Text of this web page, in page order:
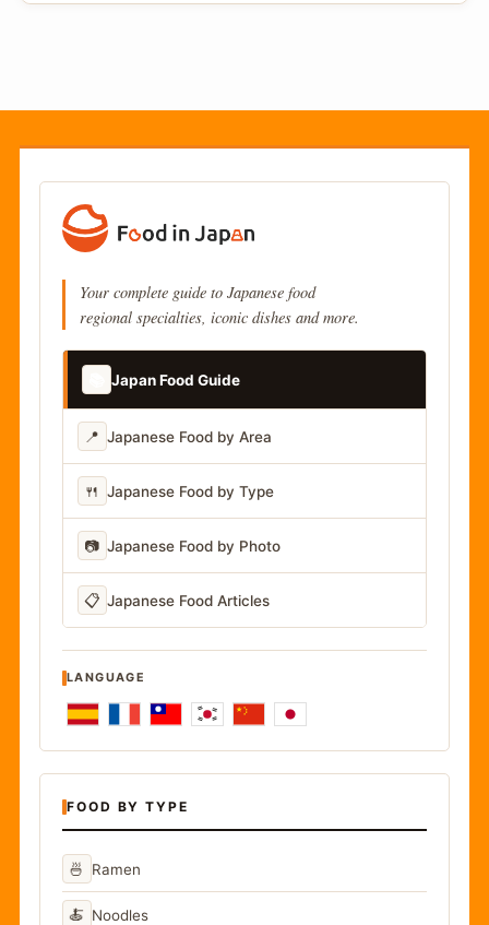
Your complete guide to Japanese food
regional specialties, iconic dishes and more.
Japan Food Guide
📍 Japanese Food by Area
🍴 Japanese Food by Type
📷 Japanese Food by Photo
📋 Japanese Food Articles
LANGUAGE
FOOD BY TYPE
🍜 Ramen
🍝 Noodles